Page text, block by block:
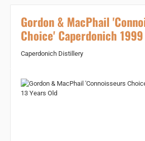
Gordon & MacPhail
Choice' Caperdonich
Caperdonich Distillery
Bildergalerie überspringen